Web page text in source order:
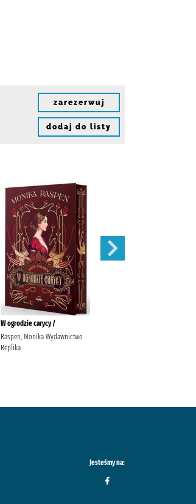
zarezerwuj
dodaj do listy
W ogrodzie carycy /
Raspen, Monika Wydawnictwo
Replika
Jesteśmy na: